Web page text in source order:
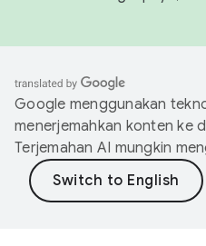
Google menggunakan
menerjemahkan konten ke
Terjemahan AI mungkin